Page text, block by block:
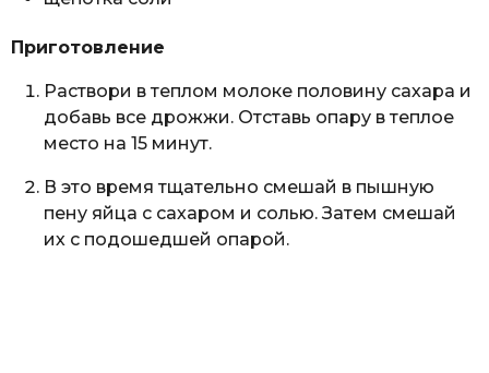
Приготовление
Раствори в теплом молоке половину сахара и
добавь все дрожжи. Отставь опару в теплое
место на 15 минут.
В это время тщательно смешай в пышную
пену яйца с сахаром и солью. Затем смешай
их с подошедшей опарой.